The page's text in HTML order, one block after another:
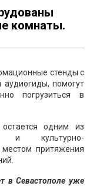
комнаты.
стенды с
помогут
погрузиться в
одним из
и культурно-
местом притяжения
в Севастополе уже